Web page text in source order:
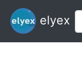
elyex